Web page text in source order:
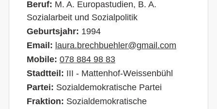
Beruf: M. A. Europastudien, B. A.
Sozialarbeit und Sozialpolitik
Geburtsjahr: 1994
Email: laura.brechbuehler@gmail.com
Mobile: 078 884 98 83
Stadtteil: III - Mattenhof-Weissenbühl
Partei: Sozialdemokratische Partei
Fraktion: Sozialdemokratische